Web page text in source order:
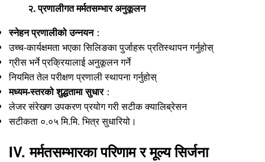
२. प्रणालीगत मर्मतसम्भार अनुकूलन
स्नेहन प्रणालीको उन्नयन：
उच्च-कार्यक्षमता भएका सिलिङका पुर्जाहरू प्रतिस्थापन गर्नुहोस्
ग्रीस भर्ने प्रक्रियालाई अनुकूलन गर्ने
नियमित तेल परीक्षण प्रणाली स्थापना गर्नुहोस्
मध्यम-स्तरको शुद्धतामा सुधार：
लेजर संरेखण उपकरण प्रयोग गरी सटीक क्यालिब्रेसन
सटीकता ०.०५ मि.मि. भित्र सुधारियो।
IV. मर्मतसम्भारका परिणाम र मूल्य सिर्जना